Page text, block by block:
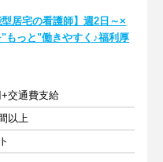
型居宅の看護師】週2日～×
もっと"働きやすく♪福利厚
交通費支給
以上